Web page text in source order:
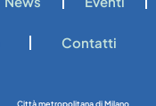
Contatti
Città metropolitana di Milano